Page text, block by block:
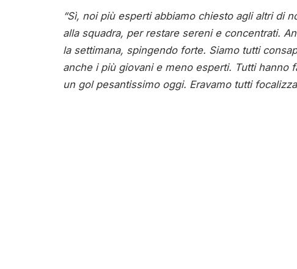
“Sì, noi più esperti abbiamo chiesto agli altri di
alla squadra, per restare sereni e concentrati.
la settimana, spingendo forte. Siamo tutti
anche i più giovani e meno esperti. Tutti hanno
un gol pesantissimo oggi. Eravamo tutti